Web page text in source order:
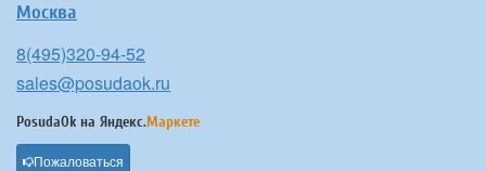
Москва
8(495)320-94-52
sales@posudaok.ru
PosudaOk на Яндекс.Маркете
Пожаловаться